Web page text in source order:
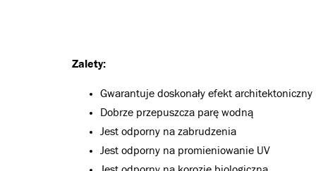
Zalety:
Gwarantuje doskonały efekt architektoniczny
Dobrze przepuszcza parę wodną
Jest odporny na zabrudzenia
Jest odporny na promieniowanie UV